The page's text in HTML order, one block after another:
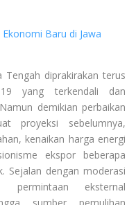
Baru di Jawa
Tengah diprakirakan terus
yang terkendali dan
demikian perbaikan
proyeksi sebelumnya,
kenaikan harga energi
ekspor beberapa
Sejalan dengan moderasi
permintaan eksternal
sumber pemulihan